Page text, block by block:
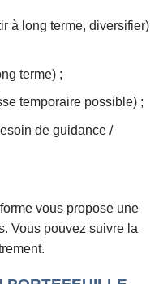
à long terme, diversifier)
terme) ;
temporaire possible) ;
de guidance /
vous propose une
Vous pouvez suivre la